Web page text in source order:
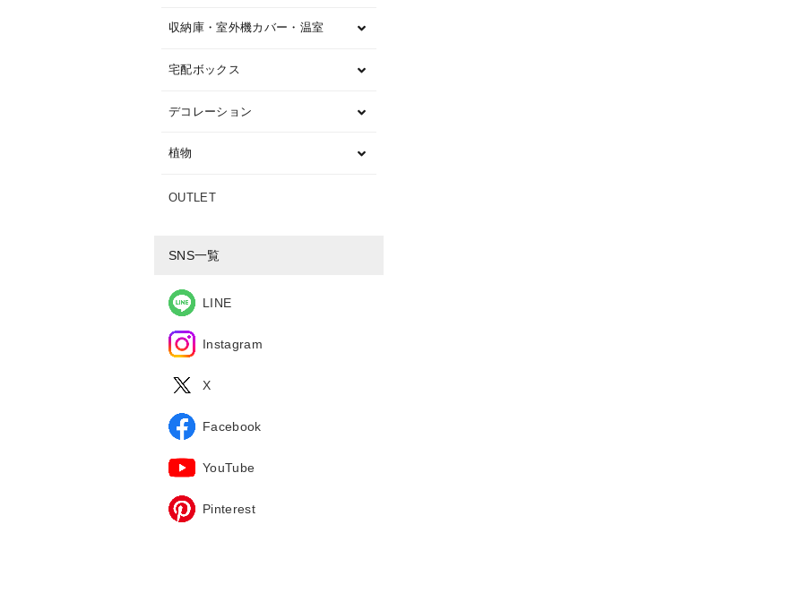
収納庫・室外機カバー・温室
宅配ボックス
デコレーション
植物
OUTLET
SNS一覧
LINE
Instagram
X
Facebook
YouTube
Pinterest